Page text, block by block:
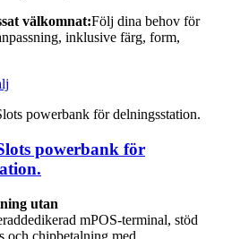
välkomnat:Följ dina behov för
inklusive färg, form,
powerbank för
utan
dedikerad mPOS-terminal, stöd
och chipbetalning med